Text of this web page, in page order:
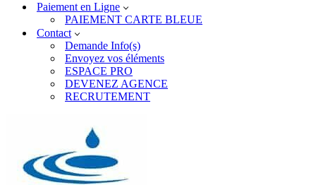
Paiement en Ligne
PAIEMENT CARTE BLEUE
Contact
Demande Info(s)
Envoyez vos éléments
ESPACE PRO
DEVENEZ AGENCE
RECRUTEMENT